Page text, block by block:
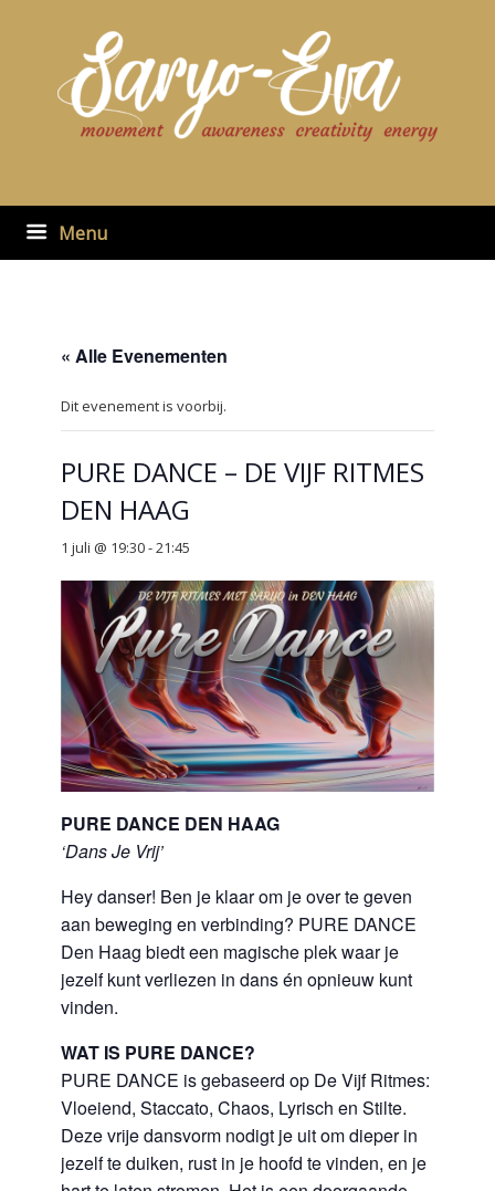
Menu
« Alle Evenementen
Dit evenement is voorbij.
PURE DANCE – DE VIJF RITMES
DEN HAAG
1 juli @ 19:30-21:45
PURE DANCE DEN HAAG
‘Dans Je Vrij’
Hey danser! Ben je klaar om je over te geven
aan beweging en verbinding? PURE DANCE
Den Haag biedt een magische plek waar je
jezelf kunt verliezen in dans én opnieuw kunt
vinden.
WAT IS PURE DANCE?
PURE DANCE is gebaseerd op De Vijf Ritmes:
Vloeiend, Staccato, Chaos, Lyrisch en Stilte.
Deze vrije dansvorm nodigt je uit om dieper in
jezelf te duiken, rust in je hoofd te vinden, en je